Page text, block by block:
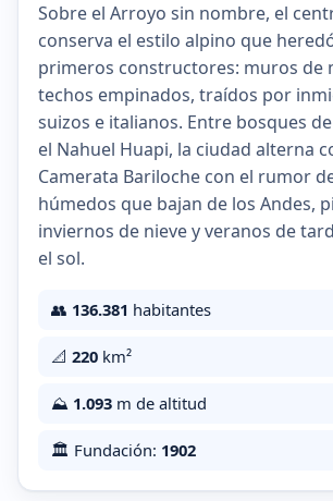
Sobre el Arroyo sin nombre, el
conserva el estilo alpino que
primeros constructores: muros de
techos empinados, traídos por
suizos e italianos. Entre bosques
el Nahuel Huapi, la ciudad alterna
Camerata Bariloche con el rumor
húmedos que bajan de los Andes,
inviernos de nieve y veranos de
el sol.
👥 136.381 habitantes
📐 220 km²
⛰️ 1.093 m de altitud
🏛️ Fundación: 1902